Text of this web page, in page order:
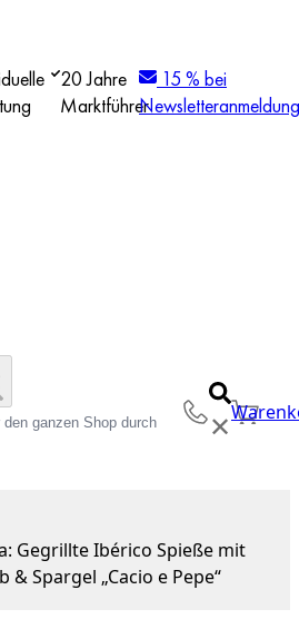
20 Jahre
Marktführer
15 % bei
Newsletteranmeldung
✕
Gegrillte Ibérico Spieße mit
& Spargel „Cacio e Pepe“